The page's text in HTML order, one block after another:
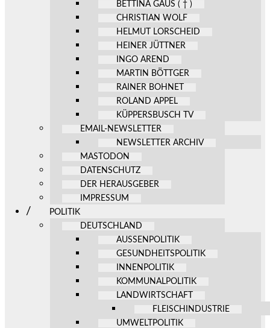
BETTINA GAUS ( † )
CHRISTIAN WOLF
HELMUT LORSCHEID
HEINER JÜTTNER
INGO AREND
MARTIN BÖTTGER
RAINER BOHNET
ROLAND APPEL
KÜPPERSBUSCH TV
EMAIL-NEWSLETTER
NEWSLETTER ARCHIV
MASTODON
DATENSCHUTZ
DER HERAUSGEBER
IMPRESSUM
POLITIK
DEUTSCHLAND
AUSSENPOLITIK
GESUNDHEITSPOLITIK
INNENPOLITIK
KOMMUNALPOLITIK
LANDWIRTSCHAFT
FLEISCHINDUSTRIE
UMWELTPOLITIK